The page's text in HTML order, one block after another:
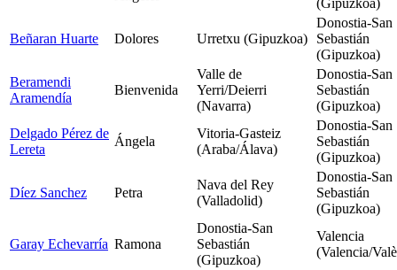
Beñaran Huarte Dolores Urretxu (Gipuzkoa)
Donostia-San
Sebastián
(Gipuzkoa)
Beramendi
Aramendía
Bienvenida
Valle de
Yerri/Deierri
(Navarra)
Donostia-San
Sebastián
(Gipuzkoa)
Delgado Pérez de
Lereta
Ángela
Vitoria-Gasteiz
(Araba/Álava)
Donostia-San
Sebastián
(Gipuzkoa)
Díez Sanchez Petra
Nava del Rey
(Valladolid)
Donostia-San
Sebastián
(Gipuzkoa)
Garay Echevarría Ramona
Donostia-San
Sebastián
(Gipuzkoa)
Valencia
(Valencia/